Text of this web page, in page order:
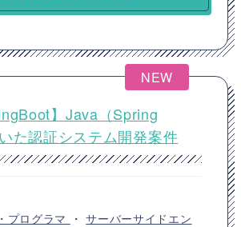
NEW
】Java（Spring
た認証システム開発案件
プログラマ ・サーバーサイドエン